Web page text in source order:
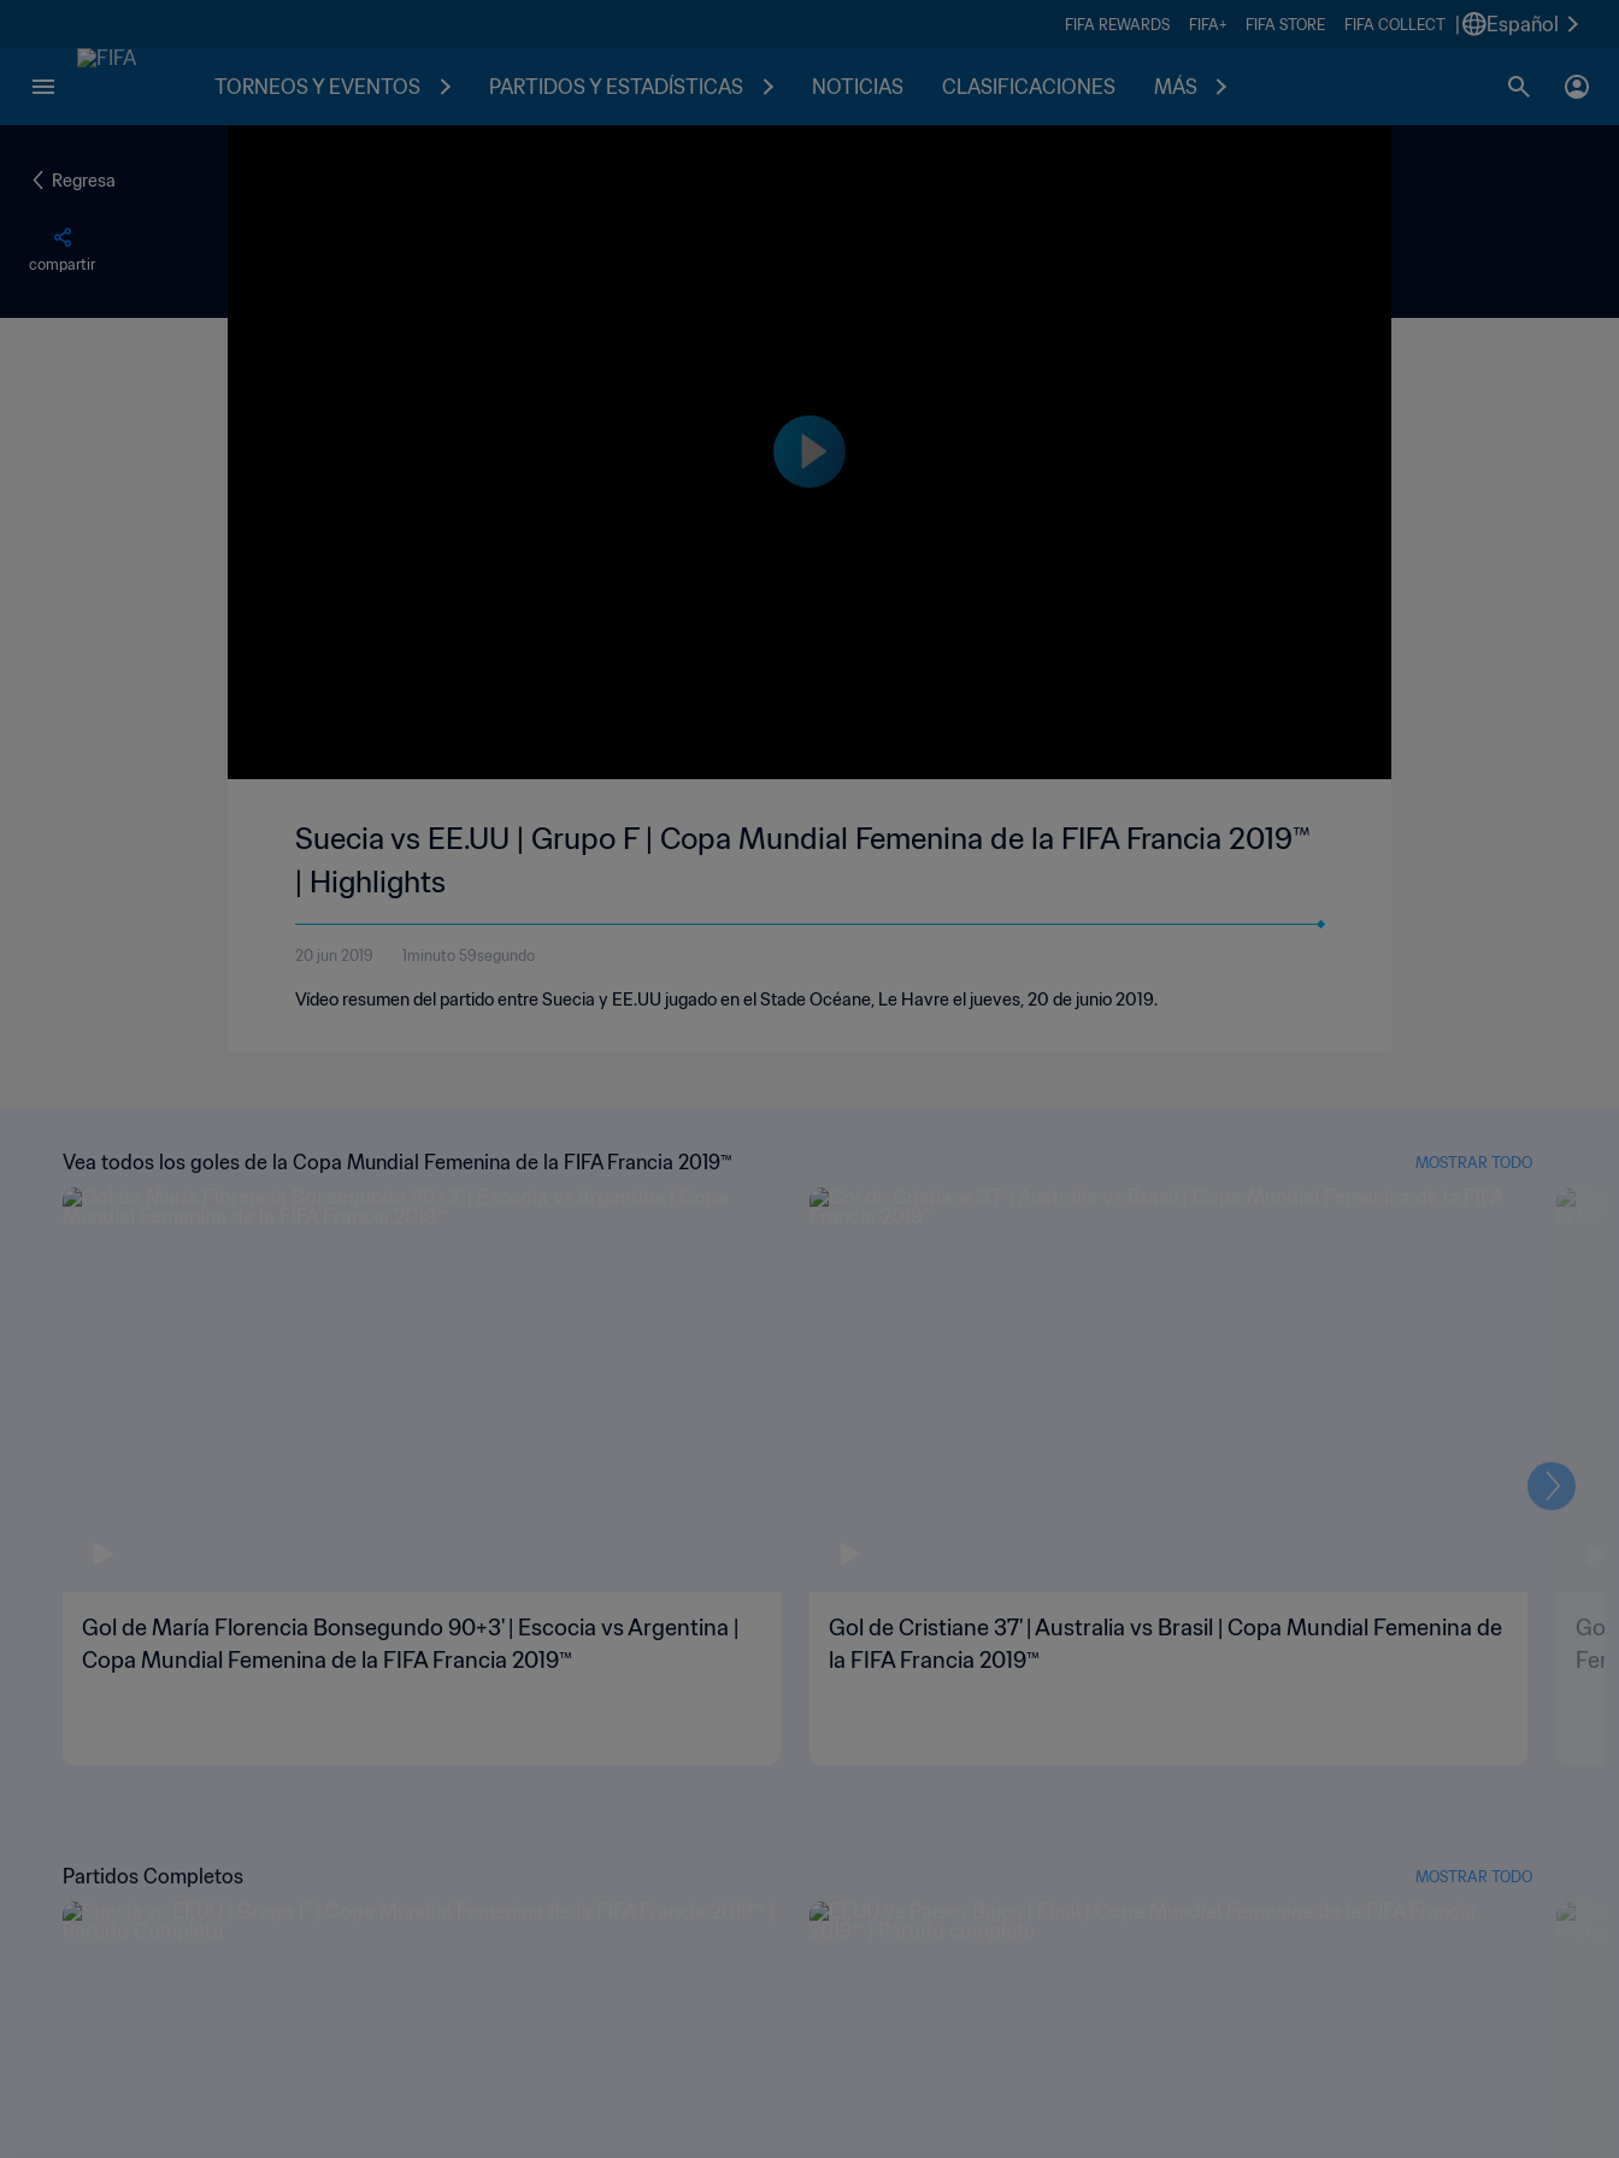
FIFA REWARDS FIFA+ FIFA STORE FIFA COLLECT Español
TORNEOS Y EVENTOS PARTIDOS Y ESTADÍSTICAS NOTICIAS CLASIFICACIONES MÁS
Regresa
compartir
Suecia vs EE.UU | Grupo F | Copa Mundial Femenina de la FIFA Francia 2019™
| Highlights
20 jun 2019 1minuto 59segundo
Vídeo resumen del partido entre Suecia y EE.UU jugado en el Stade Océane, Le Havre el jueves, 20 de junio 2019.
Vea todos los goles de la Copa Mundial Femenina de la FIFA Francia 2019™ MOSTRAR TODO
Gol de María Florencia Bonsegundo 90+3' | Escocia vs Argentina |
Copa Mundial Femenina de la FIFA Francia 2019™
Gol de Cristiane 37' | Australia vs Brasil | Copa Mundial Femenina de
la FIFA Francia 2019™
Gol
Partidos Completos MOSTRAR TODO